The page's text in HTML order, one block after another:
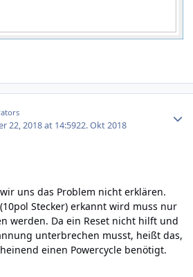
22, 2018 at 14:5922. Okt 2018
uns das Problem nicht erklären.
Stecker) erkannt wird muss nur
werden. Da ein Reset nicht hilft und
unterbrechen musst, heißt das,
einen Powercycle benötigt.